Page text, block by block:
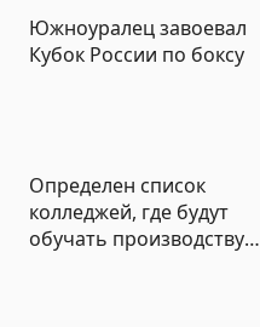
Южноуралец завоевал
Кубок России по боксу
Определен список
колледжей, где будут
обучать производству и